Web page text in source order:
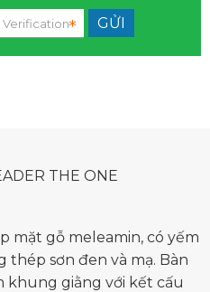
THE ONE
mặt gỗ meleamin, có yếm
thép sơn đen và mạ. Bàn
khung giằng với kết cấu